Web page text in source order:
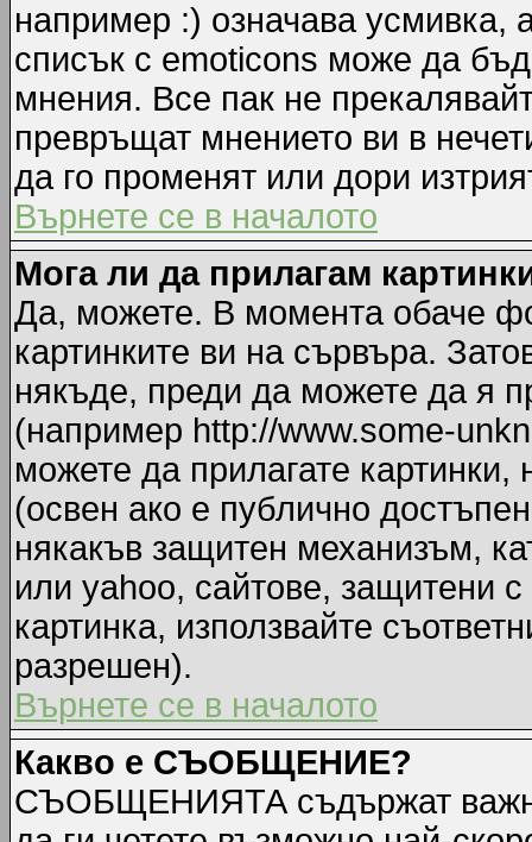
например :) означава усмивка,
списък с emoticons може да
мнения. Все пак не
превръщат мнението ви в
да го променят или дори
Върнете се в началото
Мога ли да прилагам
Да, можете. В момента обаче
картинките ви на сървъра.
някъде, преди да можете да я
(например http://www.some-
можете да прилагате
(освен ако е публично
някакъв защитен механизъм,
или yahoo, сайтове, защитени
картинка, използвайте
разрешен).
Върнете се в началото
Какво е СЪОБЩЕНИЕ?
СЪОБЩЕНИЯТА съдържат